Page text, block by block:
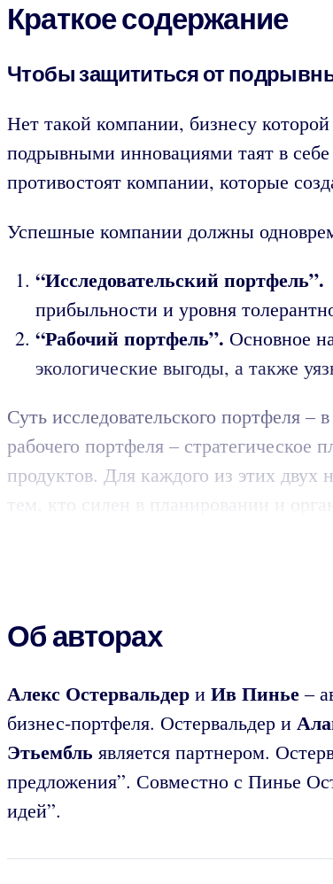
Краткое содержание
Чтобы защититься от
Нет такой компании, бизнесу
подрывными инновациями таят в
противостоят компании, которые
Успешные компании должны
“Исследовательский портфель”.
прибыльности и уровня
“Рабочий портфель”. Основное
экологические выгоды, а также
Суть исследовательского портфеля
рабочего портфеля –
продуктов. Для каждого из этих
тем, кто силен в планировании и
Об авторах
Алекс Остервальдер и Ив Пинье –
бизнес-портфеля. Остервальдер и
Этьембль является партнером.
предложения”. Совместно с Пинье
идей”.